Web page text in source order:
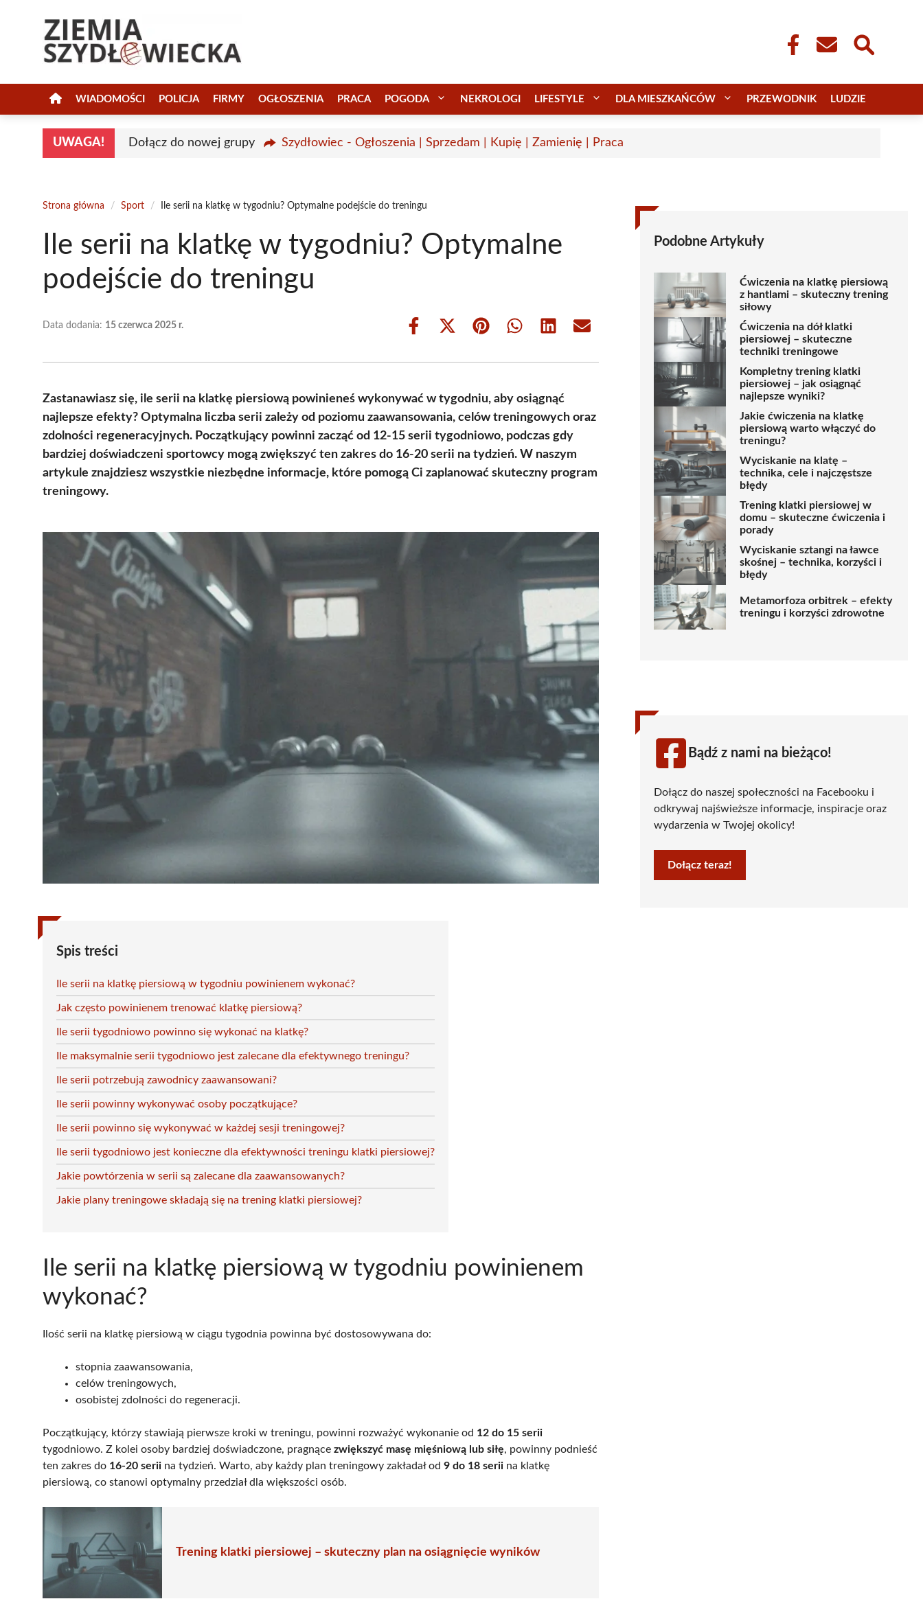
WIADOMOŚCI POLICJA FIRMY OGŁOSZENIA PRACA POGODA NEKROLOGI LIFESTYLE DLA MIESZKAŃCÓW PRZEWODNIK LUDZIE
UWAGA! Dołącz do nowej grupy Szydłowiec - Ogłoszenia | Sprzedam | Kupię | Zamienię | Praca
Strona główna / Sport / Ile serii na klatkę w tygodniu? Optymalne podejście do treningu
Ile serii na klatkę w tygodniu? Optymalne
podejście do treningu
Data dodania: 15 czerwca 2025 r.
Share
Share
(Twitter)
Share Share Share Share
Zastanawiasz się, ile serii na klatkę piersiową powinieneś wykonywać w tygodniu, aby osiągnąć
najlepsze efekty? Optymalna liczba serii zależy od poziomu zaawansowania, celów treningowych oraz
zdolności regeneracyjnych. Początkujący powinni zacząć od 12-15 serii tygodniowo, podczas gdy
bardziej doświadczeni sportowcy mogą zwiększyć ten zakres do 16-20 serii na tydzień. W naszym
artykule znajdziesz wszystkie niezbędne informacje, które pomogą Ci zaplanować skuteczny program
treningowy.
Spis treści
Ile serii na klatkę piersiową w tygodniu powinienem wykonać?
Jak często powinienem trenować klatkę piersiową?
Ile serii tygodniowo powinno się wykonać na klatkę?
Ile maksymalnie serii tygodniowo jest zalecane dla efektywnego treningu?
Ile serii potrzebują zawodnicy zaawansowani?
Ile serii powinny wykonywać osoby początkujące?
Ile serii powinno się wykonywać w każdej sesji treningowej?
Ile serii tygodniowo jest konieczne dla efektywności treningu klatki piersiowej?
Jakie powtórzenia w serii są zalecane dla zaawansowanych?
Jakie plany treningowe składają się na trening klatki piersiowej?
Ile serii na klatkę piersiową w tygodniu powinienem
wykonać?
Ilość serii na klatkę piersiową w ciągu tygodnia powinna być dostosowywana do:
stopnia zaawansowania,
celów treningowych,
osobistej zdolności do regeneracji.
Początkujący, którzy stawiają pierwsze kroki w treningu, powinni rozważyć wykonanie od 12 do 15 serii
tygodniowo. Z kolei osoby bardziej doświadczone, pragnące zwiększyć masę mięśniową lub siłę, powinny podnieść
ten zakres do 16-20 serii na tydzień. Warto, aby każdy plan treningowy zakładał od 9 do 18 serii na klatkę
piersiową, co stanowi optymalny przedział dla większości osób.
Trening klatki piersiowej – skuteczny plan na osiągnięcie wyników
Podobne Artykuły
Ćwiczenia na klatkę piersiową
z hantlami – skuteczny trening
siłowy
Ćwiczenia na dół klatki
piersiowej – skuteczne
techniki treningowe
Kompletny trening klatki
piersiowej – jak osiągnąć
najlepsze wyniki?
Jakie ćwiczenia na klatkę
piersiową warto włączyć do
treningu?
Wyciskanie na klatę –
technika, cele i najczęstsze
błędy
Trening klatki piersiowej w
domu – skuteczne ćwiczenia i
porady
Wyciskanie sztangi na ławce
skośnej – technika, korzyści i
błędy
Metamorfoza orbitrek – efekty
treningu i korzyści zdrowotne
Bądź z nami na bieżąco!
Dołącz do naszej społeczności na Facebooku i
odkrywaj najświeższe informacje, inspiracje oraz
wydarzenia w Twojej okolicy!
Dołącz teraz!